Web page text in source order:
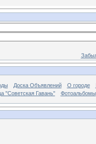
Доска Объявлений О городе
"Советская Гавань" Фотоальбомы